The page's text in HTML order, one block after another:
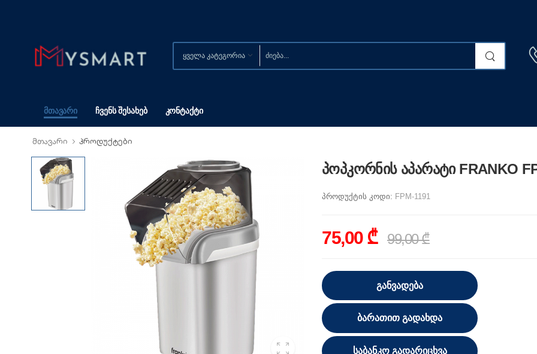
Მთავარი Ჩვენს Შესახებ Კონტაქტი
მთავარი პროდუქტები
პოპკორნის აპარატი FRANKO
პროდუქტის კოდი: FPM-1191
75,00 ₾ 99,00 ₾
ᲒᲐᲜᲕᲐᲓᲔᲑᲐ
ᲑᲐᲠᲐᲗᲘᲗ ᲒᲐᲓᲐᲮᲓᲐ
ᲡᲐᲑᲐᲜᲙᲝ ᲒᲐᲓᲐᲠᲘᲪᲮᲕᲐ